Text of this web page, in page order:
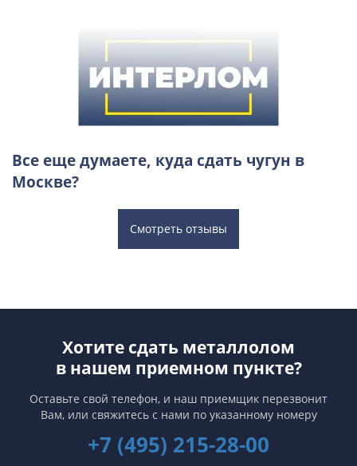
Все еще думаете, куда сдать чугун в
Москве?
Смотреть отзывы
Хотите сдать металлолом
в нашем приемном пункте?
Оставьте свой телефон, и наш приемщик перезвонит
Вам, или свяжитесь с нами по указанному номеру
+7 (495) 215-28-00